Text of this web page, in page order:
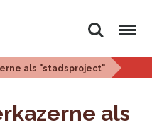
Zoeken Menu
als "stadsproject"
als